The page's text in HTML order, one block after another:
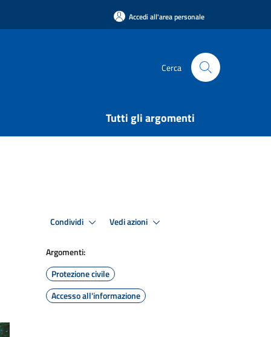
Accedi all'area personale
Cerca
Tutti gli argomenti
Condividi Vedi azioni
Argomenti:
Protezione civile
Accesso all'informazione